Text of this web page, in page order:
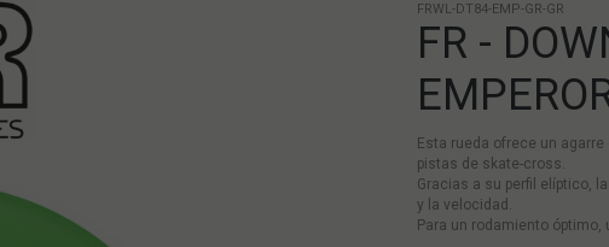
FRWL-DT84-EMP-GR-GR
FR -
Esta rueda ofrece un
pistas de skate-cross.
Gracias a su perfil elíptico,
y la velocidad.
Para un rodamiento